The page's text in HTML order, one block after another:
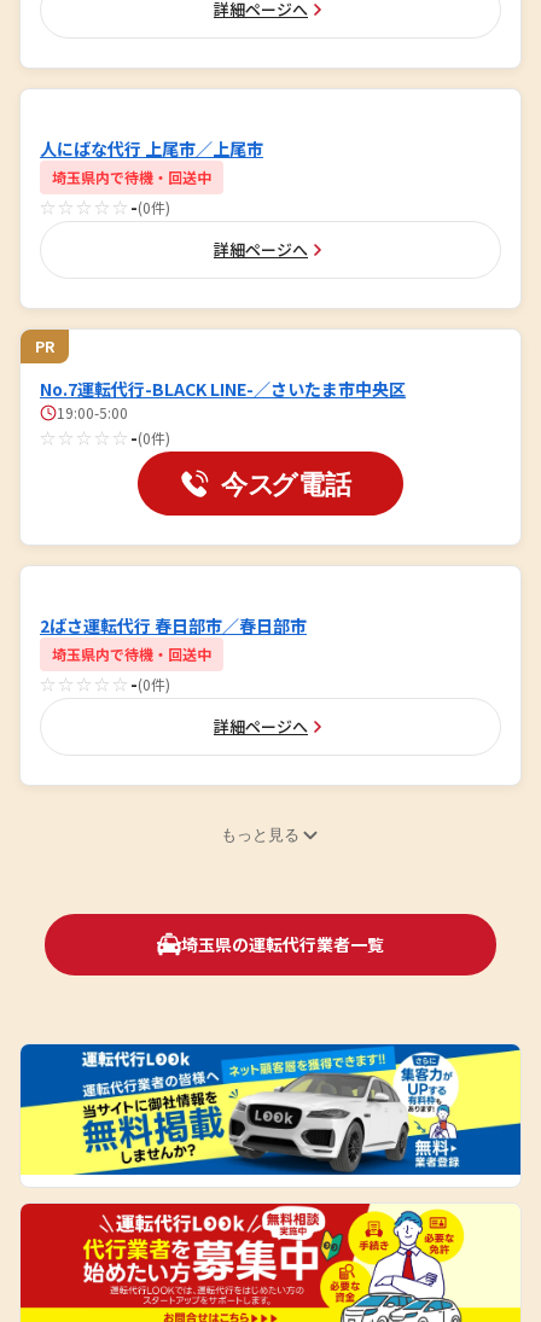
詳細ページへ
人にばな代行 上尾市／上尾市
埼玉県内で待機・回送中
☆☆☆☆☆ -(0件)
詳細ページへ
PR
No.7運転代行-BLACK LINE-／さいたま市中央区
19:00-5:00
☆☆☆☆☆ -(0件)
2ばさ運転代行 春日部市／春日部市
埼玉県内で待機・回送中
☆☆☆☆☆ -(0件)
詳細ページへ
もっと見る
埼玉県の運転代行業者一覧